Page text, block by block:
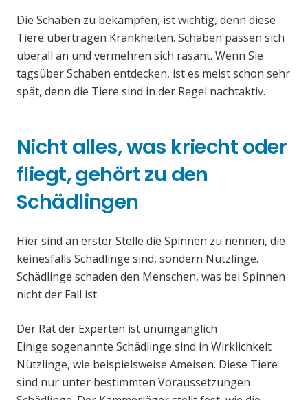
Die Schaben zu bekämpfen, ist wichtig, denn diese
Tiere übertragen Krankheiten. Schaben passen sich
überall an und vermehren sich rasant. Wenn Sie
tagsüber Schaben entdecken, ist es meist schon sehr
spät, denn die Tiere sind in der Regel nachtaktiv.
Nicht alles, was kriecht oder
fliegt, gehört zu den
Schädlingen
Hier sind an erster Stelle die Spinnen zu nennen, die
keinesfalls Schädlinge sind, sondern Nützlinge.
Schädlinge schaden den Menschen, was bei Spinnen
nicht der Fall ist.
Der Rat der Experten ist unumgänglich
Einige sogenannte Schädlinge sind in Wirklichkeit
Nützlinge, wie beispielsweise Ameisen. Diese Tiere
sind nur unter bestimmten Voraussetzungen